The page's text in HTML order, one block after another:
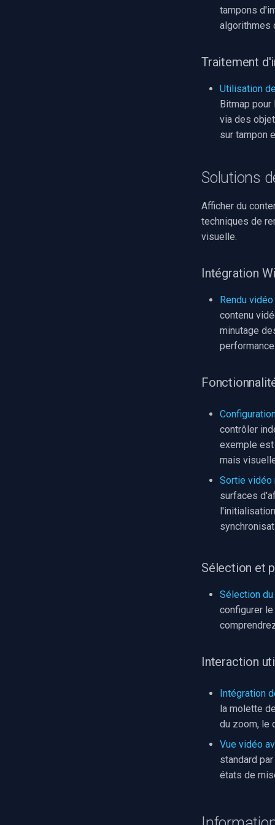
tampons
algorithmes
Traitement
Utilisation
Bitmap
via des
sur tampon
Solutions
Afficher du
techniques de
visuelle.
Intégration
Rendu
contenu
minutage
performance.
contrôler
exemple
mais
Sortie vidéo
surfaces
Sélection et
Sélection
configurer
Interaction
Intégration
la molette
du zoom, le
Vue vidéo
standard
états de